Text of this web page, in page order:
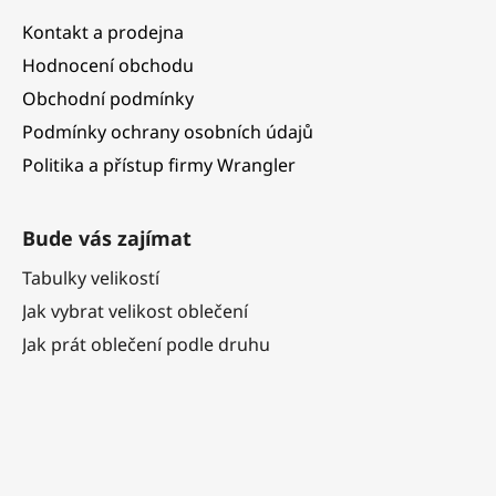
Kontakt a prodejna
Hodnocení obchodu
Obchodní podmínky
Podmínky ochrany osobních údajů
Politika a přístup firmy Wrangler
Bude vás zajímat
Tabulky velikostí
Jak vybrat velikost oblečení
Jak prát oblečení podle druhu